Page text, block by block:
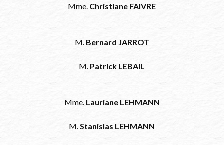
Mme. Christiane FAIVRE
M. Bernard JARROT
M. Patrick LEBAIL
Mme. Lauriane LEHMANN
M.Stanislas LEHMANN